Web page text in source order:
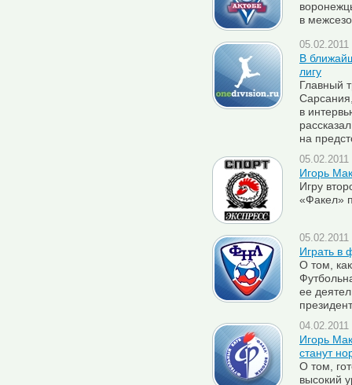
в
В
лигу
Главный
в
на
Игорь
Игру
«Факел»
Играть в
О том,
ее
Игорь
станут
О том,
высокий